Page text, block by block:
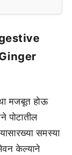
मजबूत होऊ
पोटातील
समस्या
केल्याने